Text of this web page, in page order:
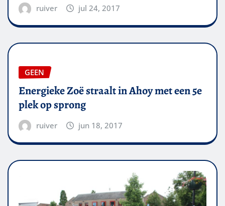
ruiver jul 24, 2017
GEEN
Energieke Zoë straalt in Ahoy met een 5e
plek op sprong
ruiver jun 18, 2017